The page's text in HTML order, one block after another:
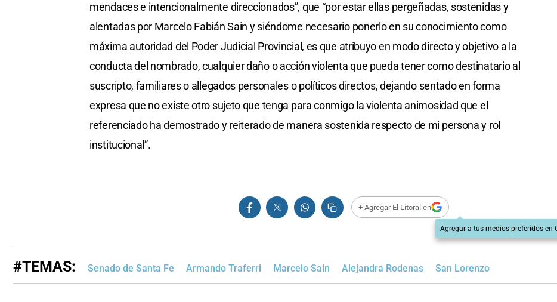
mendaces e intencionalmente direccionados”, que “por estar ellas pergeñadas, sostenidas y
alentadas por Marcelo Fabián Sain y siéndome necesario ponerlo en su conocimiento como
máxima autoridad del Poder Judicial Provincial, es que atribuyo en modo directo y objetivo a la
conducta del nombrado, cualquier daño o acción violenta que pueda tener como destinatario al
suscripto, familiares o allegados personales o políticos directos, dejando sentado en forma
expresa que no existe otro sujeto que tenga para conmigo la violenta animosidad que el
referenciado ha demostrado y reiterado de manera sostenida respecto de mi persona y rol
institucional”.
+ Agregar El Litoral en
Agregar a tus medios preferidos en
#TEMAS: Senado de Santa Fe Armando Traferri Marcelo Sain Alejandra Rodenas San Lorenzo